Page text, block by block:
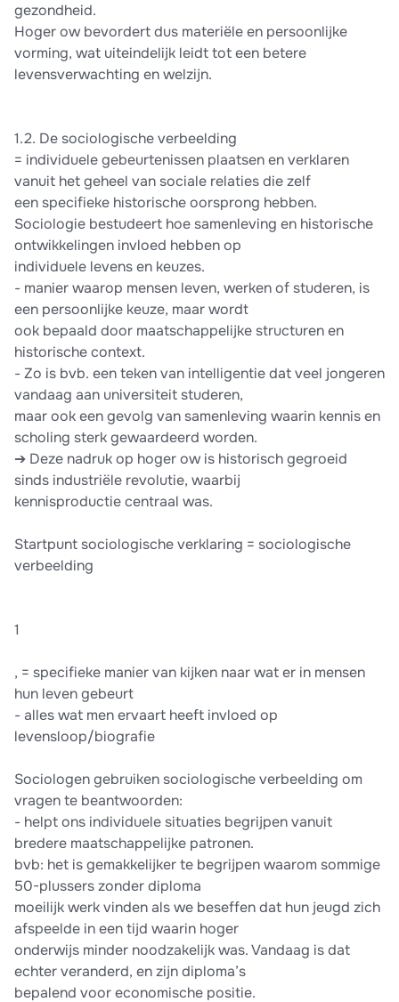
gezondheid.
Hoger ow bevordert dus materiële en persoonlijke
vorming, wat uiteindelijk leidt tot een betere
levensverwachting en welzijn.
1.2. De sociologische verbeelding
= individuele gebeurtenissen plaatsen en verklaren
vanuit het geheel van sociale relaties die zelf
een specifieke historische oorsprong hebben.
Sociologie bestudeert hoe samenleving en historische
ontwikkelingen invloed hebben op
individuele levens en keuzes.
- manier waarop mensen leven, werken of studeren, is
een persoonlijke keuze, maar wordt
ook bepaald door maatschappelijke structuren en
historische context.
- Zo is bvb. een teken van intelligentie dat veel jongeren
vandaag aan universiteit studeren,
maar ook een gevolg van samenleving waarin kennis en
scholing sterk gewaardeerd worden.
➔ Deze nadruk op hoger ow is historisch gegroeid
sinds industriële revolutie, waarbij
kennisproductie centraal was.
Startpunt sociologische verklaring = sociologische
verbeelding
1
, = specifieke manier van kijken naar wat er in mensen
hun leven gebeurt
- alles wat men ervaart heeft invloed op
levensloop/biografie
Sociologen gebruiken sociologische verbeelding om
vragen te beantwoorden:
- helpt ons individuele situaties begrijpen vanuit
bredere maatschappelijke patronen.
bvb: het is gemakkelijker te begrijpen waarom sommige
50-plussers zonder diploma
moeilijk werk vinden als we beseffen dat hun jeugd zich
afspeelde in een tijd waarin hoger
onderwijs minder noodzakelijk was. Vandaag is dat
echter veranderd, en zijn diploma’s
bepalend voor economische positie.